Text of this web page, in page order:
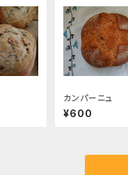
カンパーニュ
¥600